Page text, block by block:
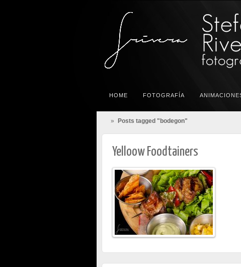
HOME FOTOGRAFÍA
» Posts tagged "bodegon"
Yelloow Foodtainers